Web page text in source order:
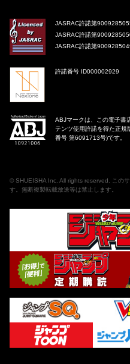
JASRAC許諾第
JASRAC許諾第
JASRAC許諾第
許諾番号 ID000002929
ABJマークは、この電子書
テンツ使用許諾を得た正規
番号 第6091713号)です。
© SHUEISHA Inc. All rights reserved. この
す。無断複製転載放送等は禁止します。